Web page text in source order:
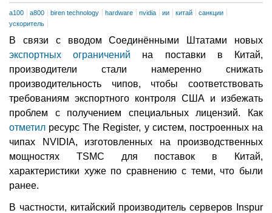
a100 a800 biren technology hardware nvidia ии китай
санкции
ускоритель
В связи с вводом Соединёнными Штатами новых
экспортных ограничений на поставки в Китай,
производители стали намеренно снижать
производительность чипов, чтобы соответствовать
требованиям экспортного контроля США и избежать
проблем с получением специальных лицензий. Как
отметил ресурс The Register, у систем, построенных на
чипах NVIDIA, изготовленных на производственных
мощностях TSMC для поставок в Китай,
характеристики хуже по сравнению с теми, что были
ранее.
В частности, китайский производитель серверов Inspur